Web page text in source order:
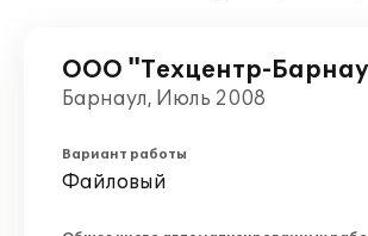
ООО "Техцентр-
Барнаул, Июль 2008
Вариант работы
Файловый